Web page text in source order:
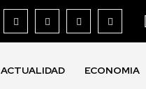
ACTUALIDAD ECONOMIA